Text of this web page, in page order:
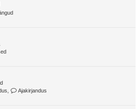
Ajakirjandus